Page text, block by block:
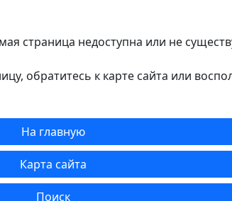
страница недоступна или не
обратитесь к карте сайта или
На главную
Карта сайта
Поиск